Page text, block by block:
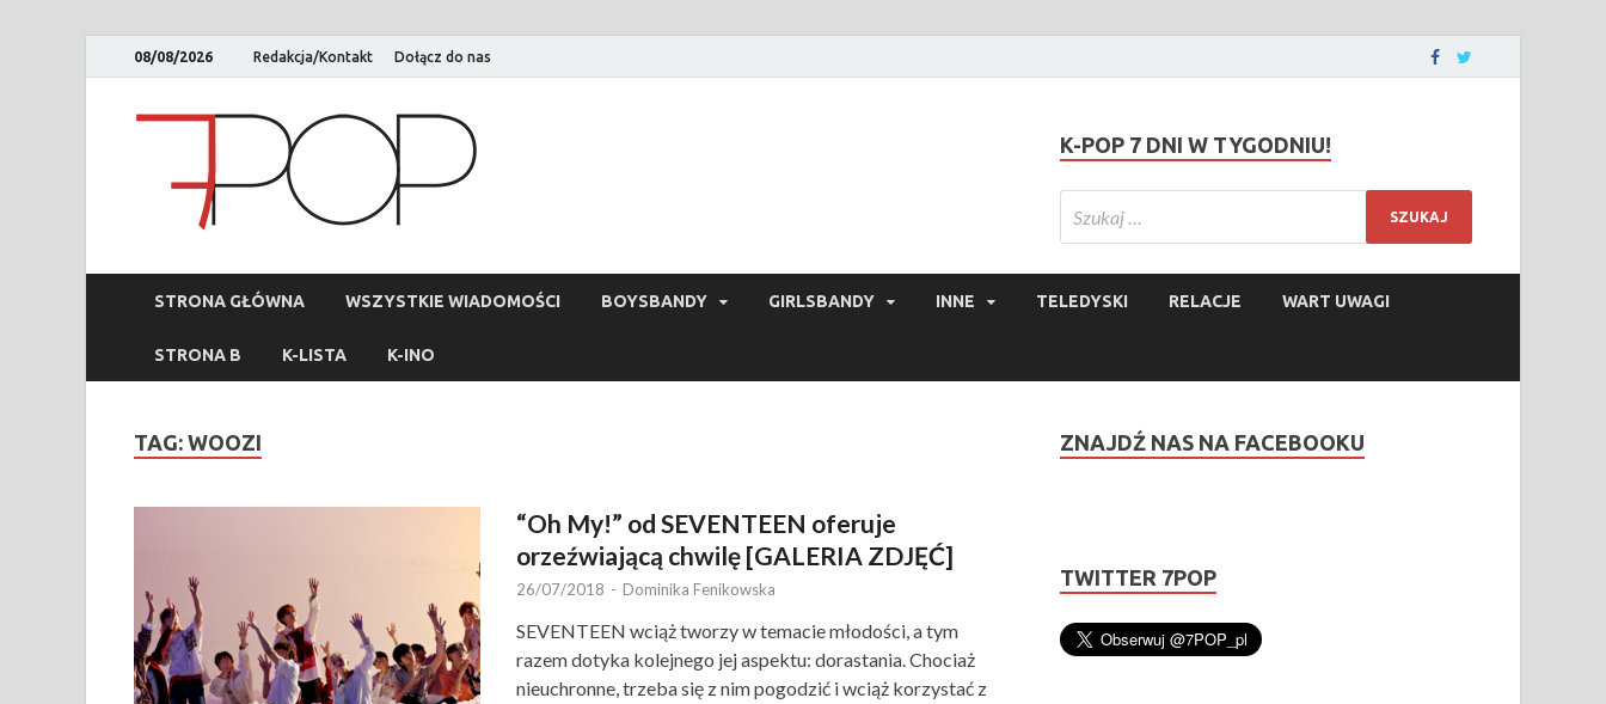
08/08/2026 Redakcja/Kontakt Dołącz do nas
K-POP 7 DNI W TYGODNIU!
STRONA GŁÓWNA WSZYSTKIE WIADOMOŚCI BOYSBANDY GIRLSBANDY INNE TELEDYSKI RELACJE WART UWAGI
STRONA B K-LISTA K-INO
TAG: WOOZI
“Oh My!” od SEVENTEEN oferuje
orzeźwiającą chwilę [GALERIA ZDJĘĆ]
26/07/2018 - Dominika Fenikowska
SEVENTEEN wciąż tworzy w temacie młodości, a tym
razem dotyka kolejnego jej aspektu: dorastania. Chociaż
nieuchronne, trzeba się z nim pogodzić i wciąż korzystać z
ZNAJDŹ NAS NA FACEBOOKU
TWITTER 7POP